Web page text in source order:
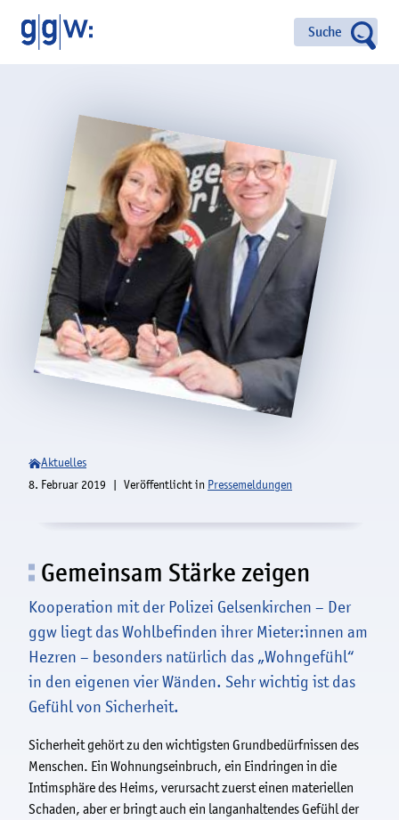
Suche
Aktuelles
8. Februar 2019
Veröffentlicht in Pressemeldungen
Gemeinsam Stärke zeigen
Kooperation mit der Polizei Gelsenkirchen – Der
ggw liegt das Wohlbefinden ihrer Mieter:innen am
Hezren – besonders natürlich das „Wohngefühl“
in den eigenen vier Wänden. Sehr wichtig ist das
Gefühl von Sicherheit.
Sicherheit gehört zu den wichtigsten Grundbedürfnissen des
Menschen. Ein Wohnungseinbruch, ein Eindringen in die
Intimsphäre des Heims, verursacht zuerst einen materiellen
Schaden, aber er bringt auch ein langanhaltendes Gefühl der